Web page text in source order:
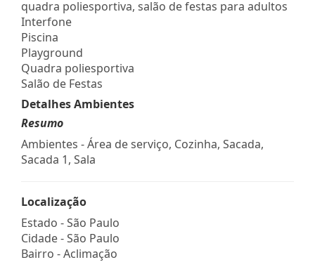
quadra poliesportiva, salão de festas para adultos
Interfone
Piscina
Playground
Quadra poliesportiva
Salão de Festas
Detalhes Ambientes
Resumo
Ambientes - Área de serviço, Cozinha, Sacada,
Sacada 1, Sala
Localização
Estado -São Paulo
Cidade -São Paulo
Bairro -Aclimação